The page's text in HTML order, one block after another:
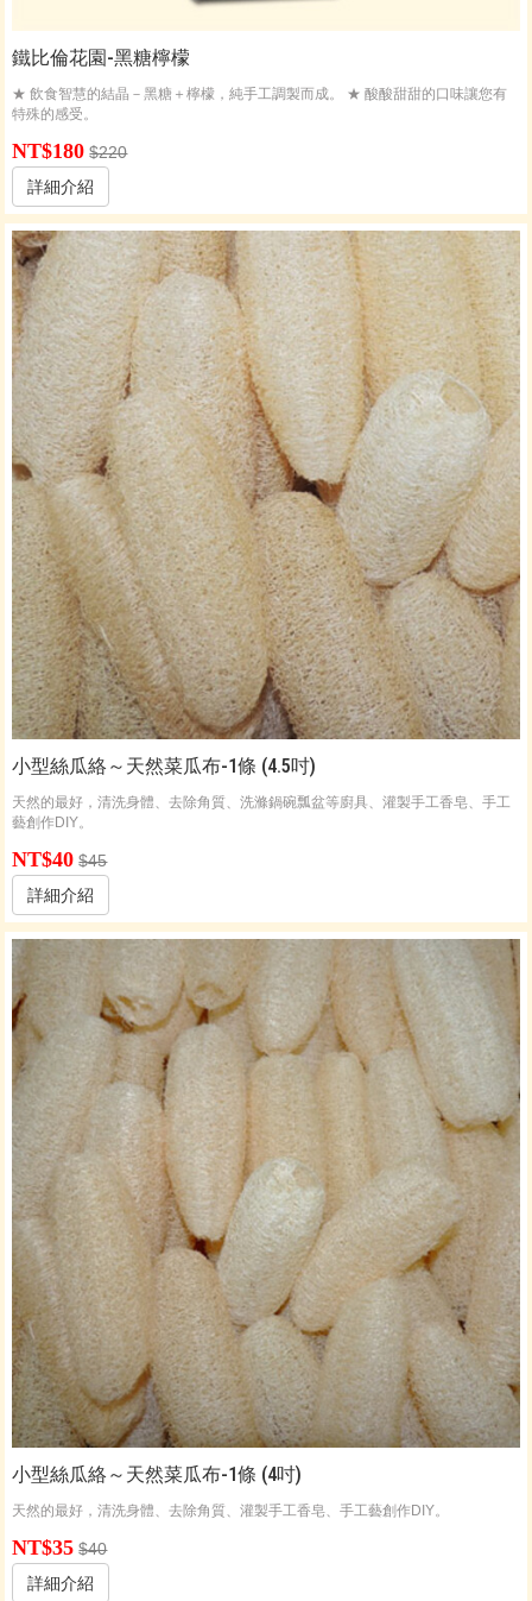
鐵比倫花園-黑糖檸檬
★ 飲食智慧的結晶－黑糖＋檸檬，純手工調製而成。 ★ 酸酸甜甜的口味讓您有
特殊的感受。
NT$180 $220
詳細介紹
小型絲瓜絡～天然菜瓜布-1條 (4.5吋)
天然的最好，清洗身體、去除角質、洗滌鍋碗瓢盆等廚具、灌製手工香皂、手工
藝創作DIY。
NT$40 $45
詳細介紹
小型絲瓜絡～天然菜瓜布-1條 (4吋)
天然的最好，清洗身體、去除角質、灌製手工香皂、手工藝創作DIY。
NT$35 $40
詳細介紹